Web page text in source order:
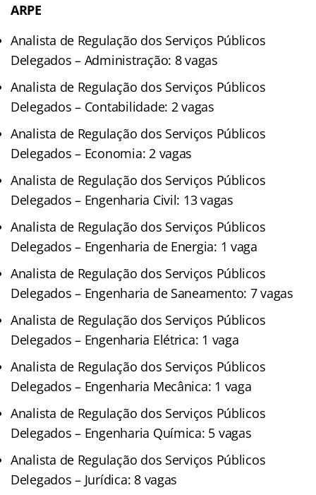
ARPE
Analista de Regulação dos Serviços Públicos
Delegados – Administração: 8 vagas
Analista de Regulação dos Serviços Públicos
Delegados – Contabilidade: 2 vagas
Analista de Regulação dos Serviços Públicos
Delegados – Economia: 2 vagas
Analista de Regulação dos Serviços Públicos
Delegados – Engenharia Civil: 13 vagas
Analista de Regulação dos Serviços Públicos
Delegados – Engenharia de Energia: 1 vaga
Analista de Regulação dos Serviços Públicos
Delegados – Engenharia de Saneamento: 7 vagas
Analista de Regulação dos Serviços Públicos
Delegados – Engenharia Elétrica: 1 vaga
Analista de Regulação dos Serviços Públicos
Delegados – Engenharia Mecânica: 1 vaga
Analista de Regulação dos Serviços Públicos
Delegados – Engenharia Química: 5 vagas
Analista de Regulação dos Serviços Públicos
Delegados – Jurídica: 8 vagas